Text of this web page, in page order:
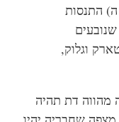
וגלוק,
דת תהיה